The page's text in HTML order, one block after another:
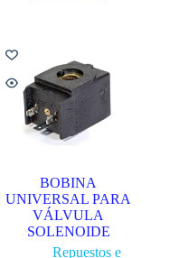
BOBINA
UNIVERSAL PARA
VÁLVULA
SOLENOIDE
Repuestos e